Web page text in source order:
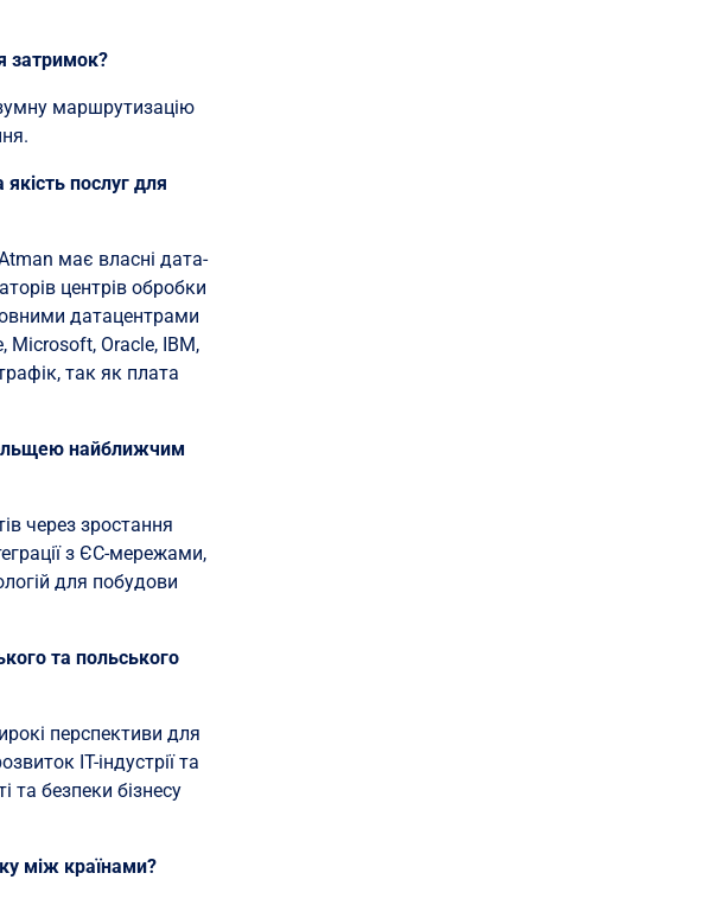
затримок?
маршрутизацію
послуг для
має власні дата-
центрів обробки
датацентрами
Microsoft, Oracle, IBM,
так як плата
найближчим
через зростання
з ЄС-мережами,
для побудови
та польського
перспективи для
ІТ-індустрії та
та безпеки бізнесу
між країнами?